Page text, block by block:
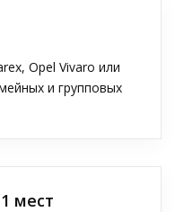
Opel Vivaro или
и групповых
мест